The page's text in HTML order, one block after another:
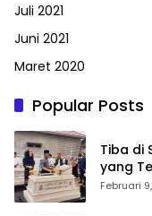
Juli 2021
Juni 2021
Maret 2020
Popular Posts
Tiba di
yang
Februari